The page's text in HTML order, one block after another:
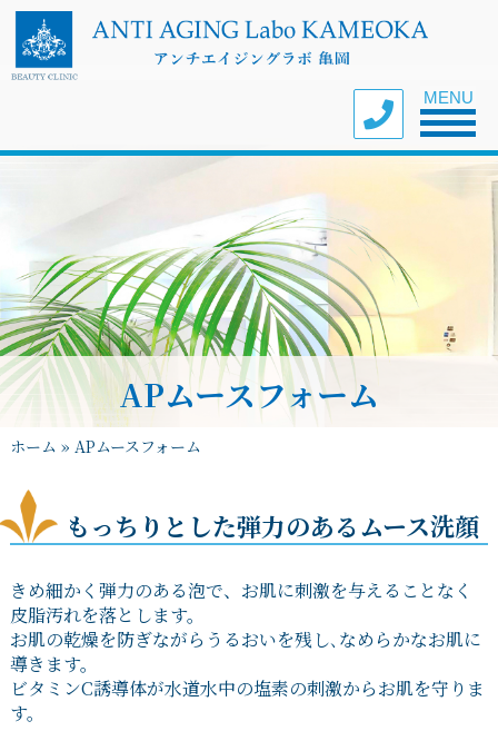
Toggle
MENU
APムースフォーム
ホーム » APムースフォーム
もっちりとした弾力のあるムース洗顔
きめ細かく弾力のある泡で、お肌に刺激を与えることなく
皮脂汚れを落とします。
お肌の乾燥を防ぎながらうるおいを残し､なめらかなお肌に
導きます。
ビタミンC誘導体が水道水中の塩素の刺激からお肌を守りま
す。